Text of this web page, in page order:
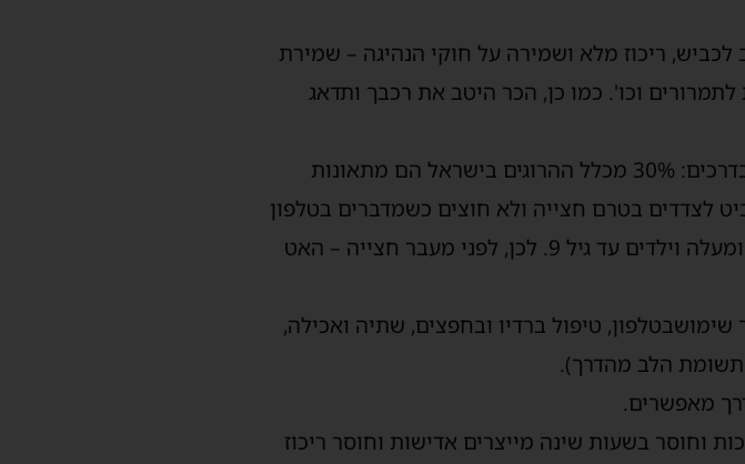
לכביש, ריכוז מלא ושמירה על חוקי הנהיגה – שמירת
לתמרורים וכו'. כמו כן, הכר היטב את רכבך ותדאג
3
0
% מכלל ההרוגים בישראל הם מתאונות
לצדדים בטרם חצייה ולא חוצים כשמדברים בטלפון
הנפגעים העיקריים הם קשישים בני 65 ומעלה וילדים עד גיל 9. לכן, לפני מעבר חצייה – האט
שימושבטלפון, טיפול ברדיו ובחפצים, שתיה ואכילה,
תשומת הלב מהדרך).
מאפשרים.
וחוסר בשעות שינה מייצרים אדישות וחוסר ריכוז